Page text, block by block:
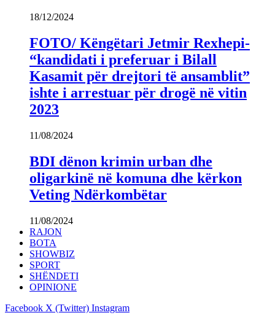
18/12/2024
FOTO/ Këngëtari Jetmir Rexhepi-
“kandidati i preferuar i Bilall
Kasamit për drejtori të ansamblit”
ishte i arrestuar për drogë në vitin
2023
11/08/2024
BDI dënon krimin urban dhe
oligarkinë në komuna dhe kërkon
Veting Ndërkombëtar
11/08/2024
RAJON
BOTA
SHOWBIZ
SPORT
SHËNDETI
OPINIONE
Facebook X (Twitter) Instagram